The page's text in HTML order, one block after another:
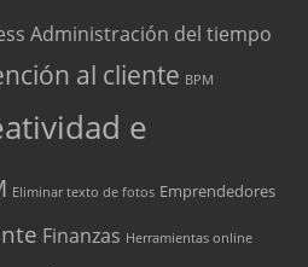
Administración del tiempo
al cliente BPM
e
Eliminar texto de fotos Emprendedores
Finanzas Herramientas online